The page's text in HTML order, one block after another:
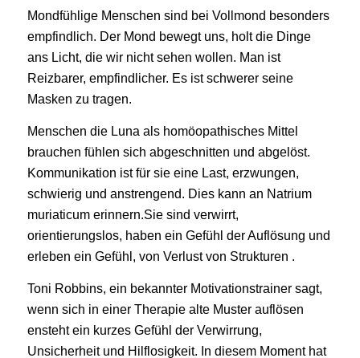
Mondfühlige Menschen sind bei Vollmond besonders
empfindlich. Der Mond bewegt uns, holt die Dinge
ans Licht, die wir nicht sehen wollen. Man ist
Reizbarer, empfindlicher. Es ist schwerer seine
Masken zu tragen.
Menschen die Luna als homöopathisches Mittel
brauchen fühlen sich abgeschnitten und abgelöst.
Kommunikation ist für sie eine Last, erzwungen,
schwierig und anstrengend. Dies kann an Natrium
muriaticum erinnern.Sie sind verwirrt,
orientierungslos, haben ein Gefühl der Auflösung und
erleben ein Gefühl, von Verlust von Strukturen .
Toni Robbins, ein bekannter Motivationstrainer sagt,
wenn sich in einer Therapie alte Muster auflösen
ensteht ein kurzes Gefühl der Verwirrung,
Unsicherheit und Hilflosigkeit. In diesem Moment hat